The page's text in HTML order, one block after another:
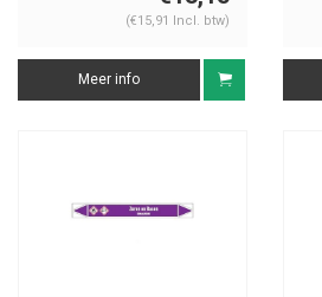
(€15,91 Incl. btw)
Meer info